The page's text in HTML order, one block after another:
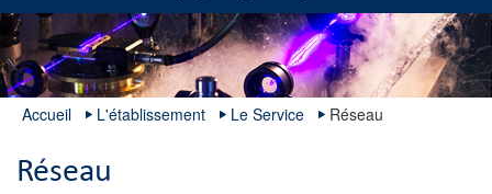
Accueil L'établissement Le Service Réseau
Réseau